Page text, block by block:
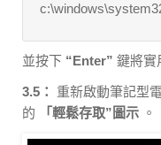
並按下 “Enter” 鍵將實
3.5：
重新啟動筆記型
的
「輕鬆存取”圖示 。